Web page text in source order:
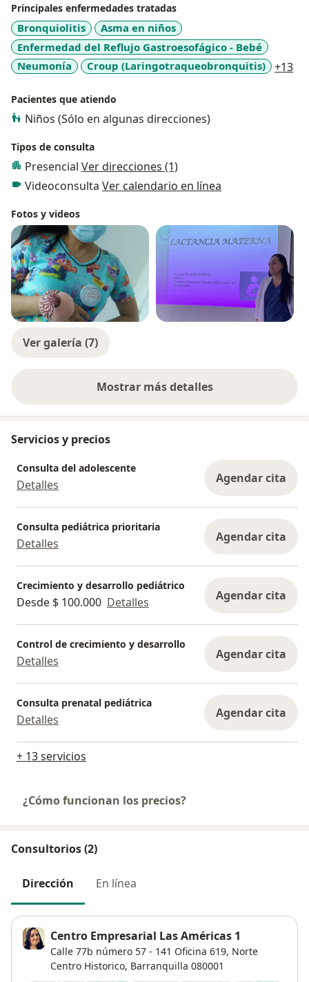
Principales enfermedades tratadas
Bronquiolitis
Asma en niños
Enfermedad del Reflujo Gastroesofágico - Bebé
Neumonía
Croup (Laringotraqueobronquitis) +13
Pacientes que atiendo
Niños (Sólo en algunas direcciones)
Tipos de consulta
Presencial Ver direcciones (1)
Videoconsulta Ver calendario en línea
Fotos y videos
Ver galería (7)
Mostrar más detalles
sobre la experiencia
Servicios y precios
Consulta del adolescente
Detalles Agendar cita
Consulta pediátrica prioritaria
Detalles Agendar cita
Crecimiento y desarrollo pediátrico
Desde $ 100.000 Detalles Agendar cita
Control de crecimiento y desarrollo
Detalles Agendar cita
Consulta prenatal pediátrica
Detalles Agendar cita
+ 13 servicios
¿Cómo funcionan los precios?
Consultorios (2)
Dirección En línea
Centro Empresarial Las Américas 1
Calle 77b número 57 - 141 Oficina 619, Norte
Centro Historico, Barranquilla 080001